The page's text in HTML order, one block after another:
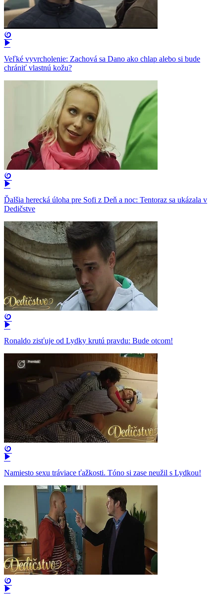
Veľké vyvrcholenie: Zachová sa Dano ako chlap alebo si bude
chrániť vlastnú kožu?
Ďalšia herecká úloha pre Sofi z Deň a noc: Tentoraz sa ukázala v
Dedičstve
Ronaldo zisťuje od Lydky krutú pravdu: Bude otcom!
Namiesto sexu tráviace ťažkosti. Tóno si zase neužil s Lydkou!